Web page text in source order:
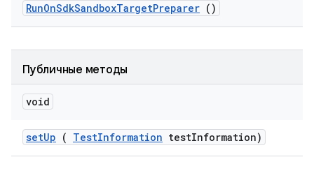
RunOnSdkSandboxTargetPreparer ()
Публичные методы
void
setUp ( TestInformation testInformation)